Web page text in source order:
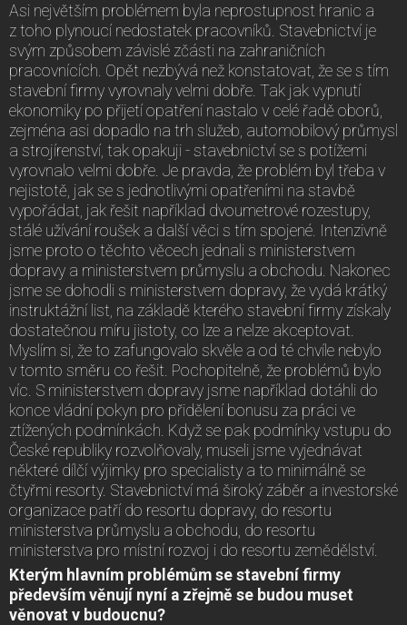
Asi největším problémem byla neprostupnost hranic a
z toho plynoucí nedostatek pracovníků. Stavebnictví je
svým způsobem závislé zčásti na zahraničních
pracovnících. Opět nezbývá než konstatovat, že se s tím
stavební firmy vyrovnaly velmi dobře. Tak jak vypnutí
ekonomiky po přijetí opatření nastalo v celé řadě oborů,
zejména asi dopadlo na trh služeb, automobilový průmysl
a strojírenství, tak opakuji - stavebnictví se s potížemi
vyrovnalo velmi dobře. Je pravda, že problém byl třeba v
nejistotě, jak se s jednotlivými opatřeními na stavbě
vypořádat, jak řešit například dvoumetrové rozestupy,
stálé užívání roušek a další věci s tím spojené. Intenzivně
jsme proto o těchto věcech jednali s ministerstvem
dopravy a ministerstvem průmyslu a obchodu. Nakonec
jsme se dohodli s ministerstvem dopravy, že vydá krátký
instruktážní list, na základě kterého stavební firmy získaly
dostatečnou míru jistoty, co lze a nelze akceptovat.
Myslím si, že to zafungovalo skvěle a od té chvíle nebylo
v tomto směru co řešit. Pochopitelně, že problémů bylo
víc. S ministerstvem dopravy jsme například dotáhli do
konce vládní pokyn pro přidělení bonusu za práci ve
ztížených podmínkách. Když se pak podmínky vstupu do
České republiky rozvolňovaly, museli jsme vyjednávat
některé dílčí výjimky pro specialisty a to minimálně se
čtyřmi resorty. Stavebnictví má široký záběr a investorské
organizace patří do resortu dopravy, do resortu
ministerstva průmyslu a obchodu, do resortu
ministerstva pro místní rozvoj i do resortu zemědělství.
Kterým hlavním problémům se stavební firmy
především věnují nyní a zřejmě se budou muset
věnovat v budoucnu?